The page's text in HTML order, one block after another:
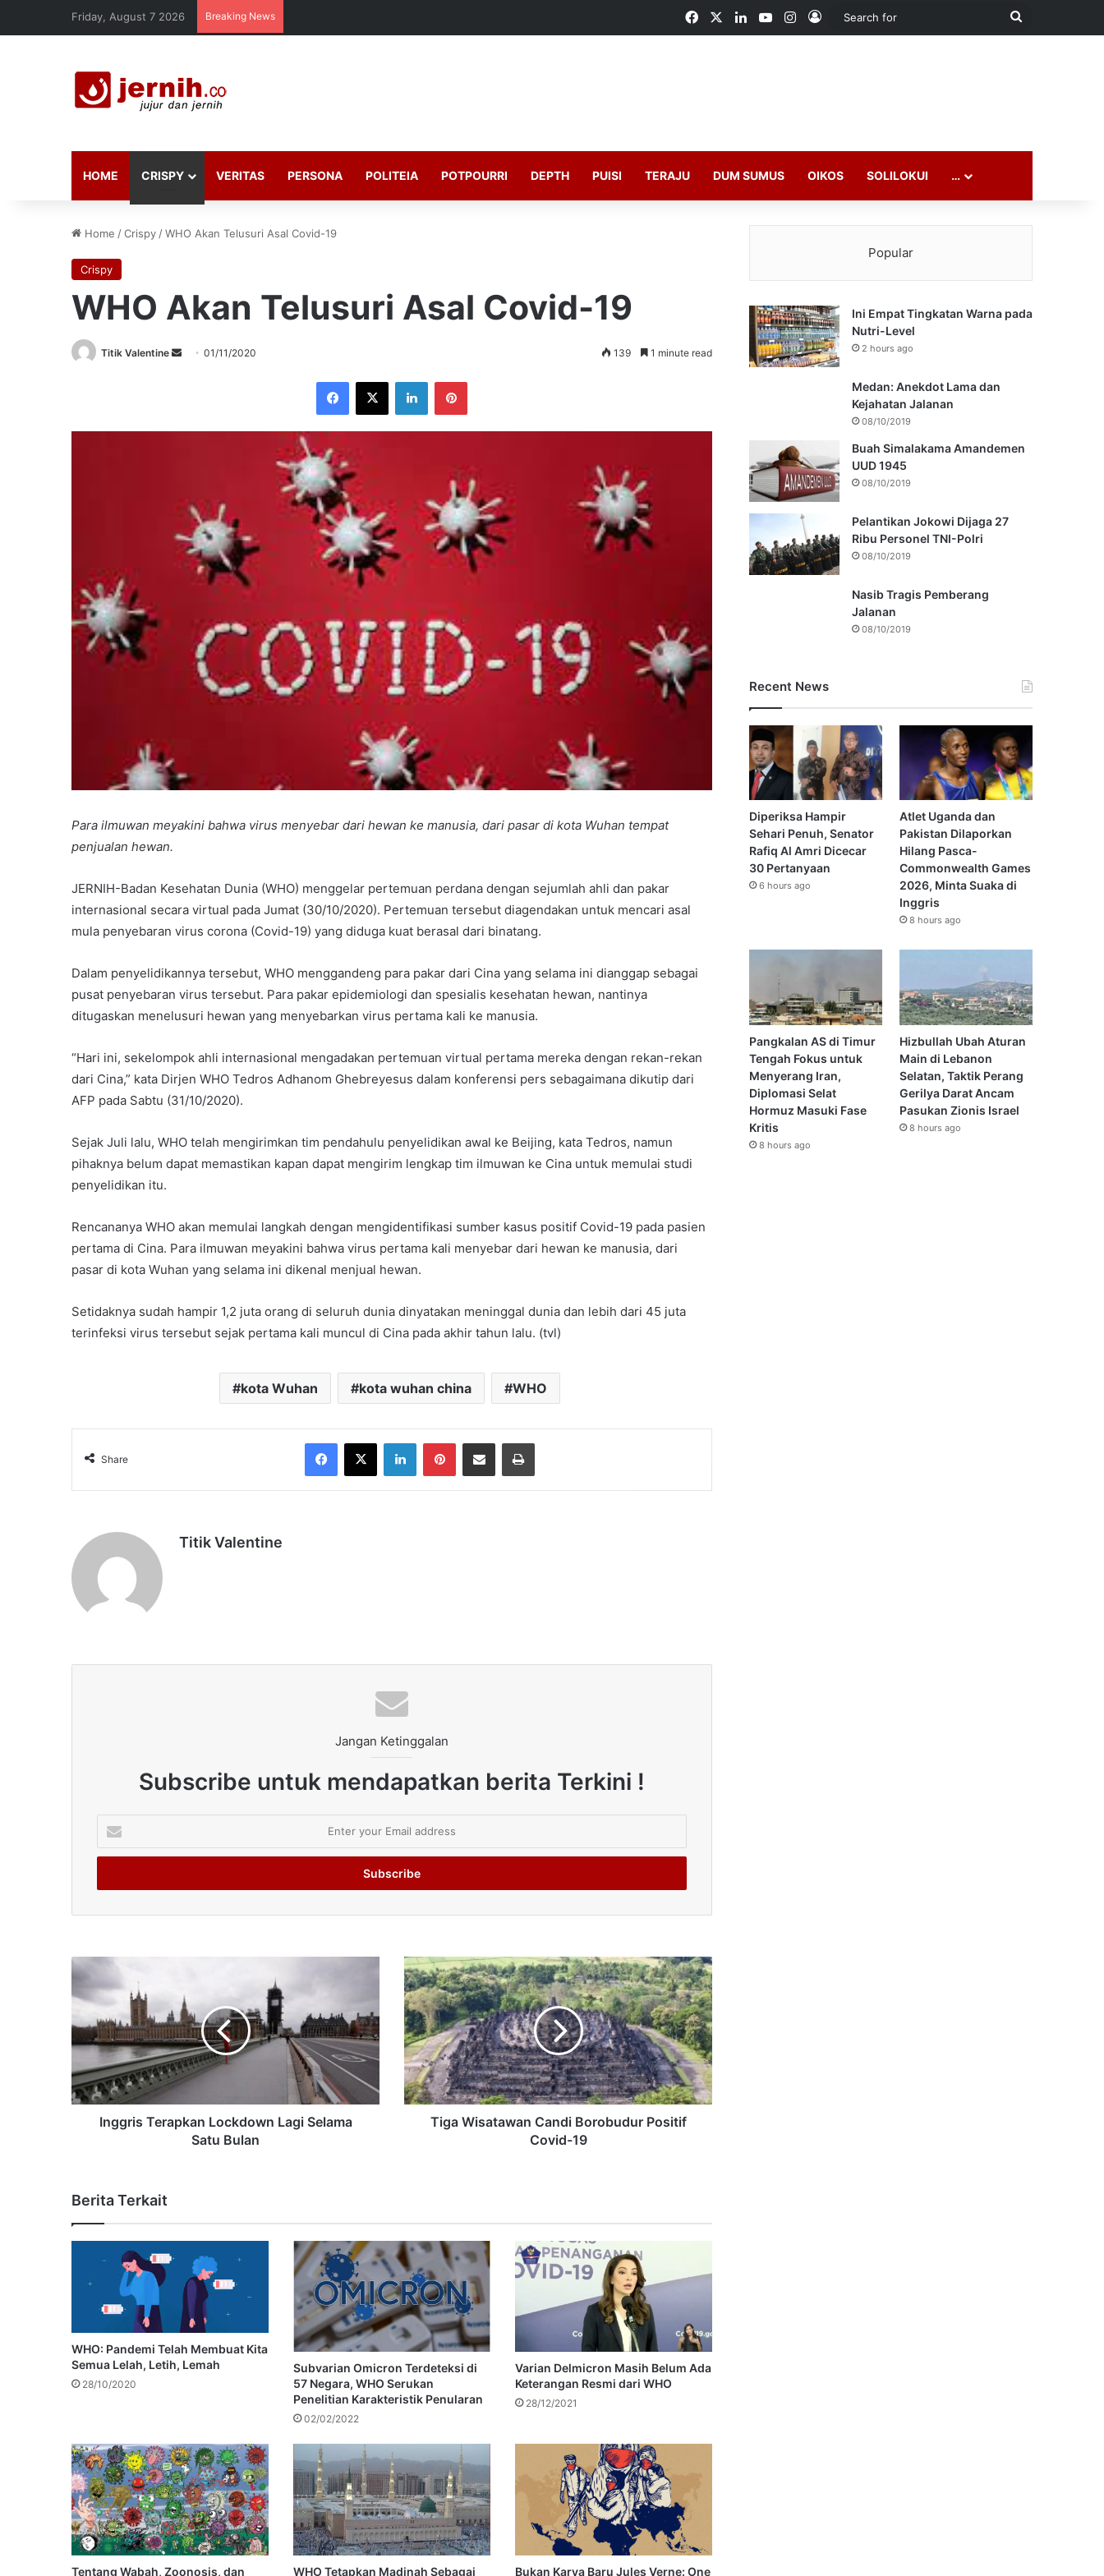
Friday, August 7 2026 Breaking News FacebookLinkedInYouTubeInstagram
Log In
Search
HOME CRISPY VERITAS PERSONA POLITEIA POTPOURRI DEPTH PUISI TERAJU DUM SUMUS OIKOS SOLILOKUI …
Home /Crispy /WHO Akan Telusuri Asal Covid-19
Crispy
WHO Akan Telusuri Asal Covid-19
Titik Valentine
Send01/11/2020 139 1 minute read
Facebook
X LinkedInPinterest
Para ilmuwan meyakini bahwa virus menyebar dari hewan ke manusia, dari pasar di kota Wuhan tempat
penjualan hewan.
JERNIH-Badan Kesehatan Dunia (WHO) menggelar pertemuan perdana dengan sejumlah ahli dan pakar
internasional secara virtual pada Jumat (30/10/2020). Pertemuan tersebut diagendakan untuk mencari asal
mula penyebaran virus corona (Covid-19) yang diduga kuat berasal dari binatang.
Dalam penyelidikannya tersebut, WHO menggandeng para pakar dari Cina yang selama ini dianggap sebagai
pusat penyebaran virus tersebut. Para pakar epidemiologi dan spesialis kesehatan hewan, nantinya
ditugaskan menelusuri hewan yang menyebarkan virus pertama kali ke manusia.
“Hari ini, sekelompok ahli internasional mengadakan pertemuan virtual pertama mereka dengan rekan-rekan
dari Cina,” kata Dirjen WHO Tedros Adhanom Ghebreyesus dalam konferensi pers sebagaimana dikutip dari
AFP pada Sabtu (31/10/2020).
Sejak Juli lalu, WHO telah mengirimkan tim pendahulu penyelidikan awal ke Beijing, kata Tedros, namun
pihaknya belum dapat memastikan kapan dapat mengirim lengkap tim ilmuwan ke Cina untuk memulai studi
penyelidikan itu.
Rencananya WHO akan memulai langkah dengan mengidentifikasi sumber kasus positif Covid-19 pada pasien
pertama di Cina. Para ilmuwan meyakini bahwa virus pertama kali menyebar dari hewan ke manusia, dari
pasar di kota Wuhan yang selama ini dikenal menjual hewan.
Setidaknya sudah hampir 1,2 juta orang di seluruh dunia dinyatakan meninggal dunia dan lebih dari 45 juta
terinfeksi virus tersebut sejak pertama kali muncul di Cina pada akhir tahun lalu. (tvl)
kota Wuhan kota wuhan china WHO
Share
Facebook
X LinkedInPinterestShare via Email Print
Titik Valentine
Jangan Ketinggalan
Subscribe untuk mendapatkan berita Terkini !
your
Email
Inggris Terapkan Lockdown Lagi Selama
Satu Bulan
Tiga Wisatawan Candi Borobudur Positif
Covid-19
Berita Terkait
WHO: Pandemi Telah Membuat Kita
Semua Lelah, Letih, Lemah
28/10/2020
Subvarian Omicron Terdeteksi di
57 Negara, WHO Serukan
Penelitian Karakteristik Penularan
02/02/2022
Varian Delmicron Masih Belum Ada
Keterangan Resmi dari WHO
28/12/2021
Tentang Wabah, Zoonosis, dan WHO Tetapkan Madinah Sebagai Bukan Karya Baru Jules Verne: One
Popular
Ini Empat Tingkatan Warna pada
Nutri-Level
2 hours ago
Medan: Anekdot Lama dan
Kejahatan Jalanan
08/10/2019
Buah Simalakama Amandemen
UUD 1945
08/10/2019
Pelantikan Jokowi Dijaga 27
Ribu Personel TNI-Polri
08/10/2019
Nasib Tragis Pemberang
Jalanan
08/10/2019
Recent News
Diperiksa Hampir
Sehari Penuh, Senator
Rafiq Al Amri Dicecar
30 Pertanyaan
6 hours ago
Atlet Uganda dan
Pakistan Dilaporkan
Hilang Pasca-
Commonwealth Games
2026, Minta Suaka di
Inggris
8 hours ago
Pangkalan AS di Timur
Tengah Fokus untuk
Menyerang Iran,
Diplomasi Selat
Hormuz Masuki Fase
Kritis
8 hours ago
Hizbullah Ubah Aturan
Main di Lebanon
Selatan, Taktik Perang
Gerilya Darat Ancam
Pasukan Zionis Israel
8 hours ago